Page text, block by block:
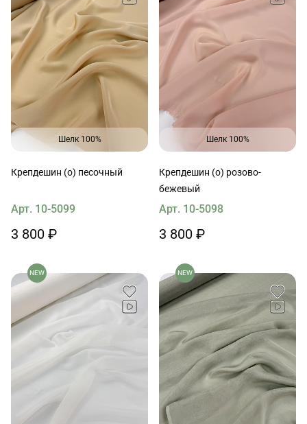
Шелк 100%
Крепдешин (о) песочный
Арт. 10-5099
3 800 ₽
Шелк 100%
Крепдешин (о) розово-
бежевый
Арт. 10-5098
3 800 ₽
NEW NEW